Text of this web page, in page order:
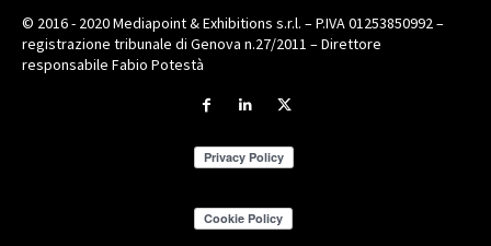
© 2016 - 2020 Mediapoint & Exhibitions s.r.l. – P.IVA 01253850992 –
registrazione tribunale di Genova n.27/2011 – Direttore
responsabile Fabio Potestà